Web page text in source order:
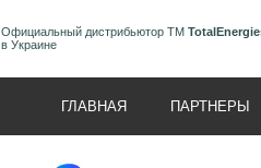
Официальный дистрибьютор ТМ
в Украине
ГЛАВНАЯ ПАРТНЕРЫ